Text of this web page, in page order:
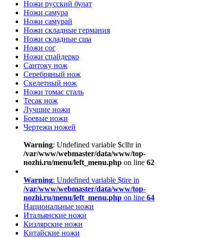
Ножи русский булат
Ножи самура
Ножи самурай
Ножи складные германия
Ножи складные сша
Ножи сог
Ножи спайдерко
Сантоку нож
Серебряный нож
Скелетный нож
Ножи томас сталь
Тесак нож
Лучшие ножи
Боевые ножи
Чертежи ножей
Warning: Undefined variable $clhr in
/var/www/webmaster/data/www/top-
nozhi.ru/menu/left_menu.php on line 62
Warning: Undefined variable $tire in
/var/www/webmaster/data/www/top-
nozhi.ru/menu/left_menu.php on line 64
Национальные ножи
Итальянские ножи
Кизлярские ножи
Китайские ножи